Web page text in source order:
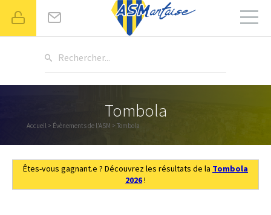
Rechercher...
Tombola
Accueil > Évènements de l'ASM > Tombola
Êtes-vous gagnant.e ? Découvrez les résultats de la Tombola
2026!